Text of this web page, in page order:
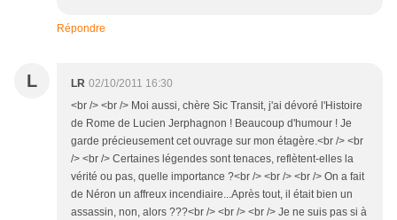
Répondre
L LR 02/10/2011 16:30
<br /> <br /> Moi aussi, chère Sic Transit, j'ai dévoré l'Histoire
de Rome de Lucien Jerphagnon ! Beaucoup d'humour ! Je
garde précieusement cet ouvrage sur mon étagère.<br /> <br
/> <br /> Certaines légendes sont tenaces, reflètent-elles la
vérité ou pas, quelle importance ?<br /> <br /> <br /> On a fait
de Néron un affreux incendiaire...Après tout, il était bien un
assassin, non, alors ???<br /> <br /> <br /> Je ne suis pas si à